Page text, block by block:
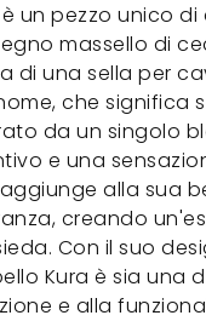
è un pezzo unico
massello di
di una sella per
che significa
da un singolo
e una
alla sua
creando
Con il suo
Kura è sia una
e alla